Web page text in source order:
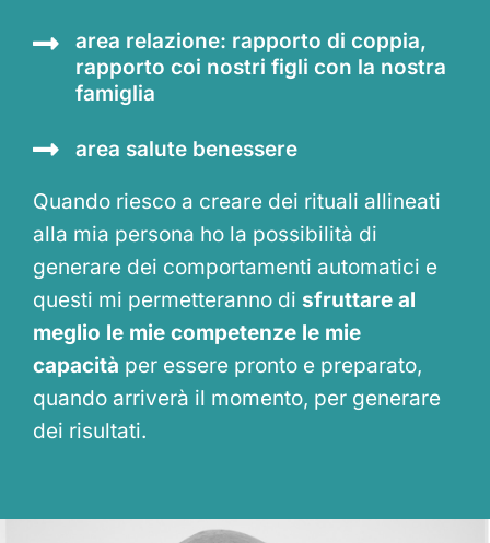
area relazione: rapporto di coppia,
rapporto coi nostri figli con la nostra
famiglia
area salute benessere
Quando riesco a creare dei rituali allineati
alla mia persona ho la possibilità di
generare dei comportamenti automatici e
questi mi permetteranno di sfruttare al
meglio le mie competenze le mie
capacità per essere pronto e preparato,
quando arriverà il momento, per generare
dei risultati.